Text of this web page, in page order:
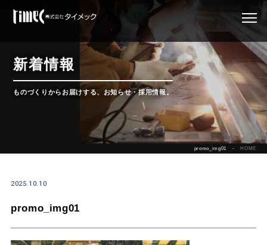
新着情報
ものづくりからお届けする、お知らせ・採用情報。
HOME
promo_img01
2025.10.10
promo_img01